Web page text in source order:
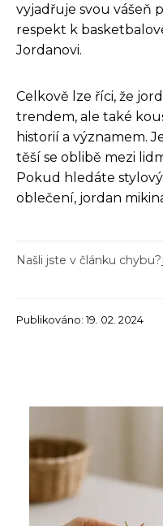
vyjadřuje svou vášeň
respekt k
Jordanovi.
Celkově lze říci, že
trendem, ale také
historií a významem.
těší se oblibě mezi
Pokud hledáte
oblečení, jordan
Našli jste v článku chybu?
Publikováno: 19. 02. 2024